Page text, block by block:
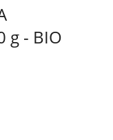
g - BIO